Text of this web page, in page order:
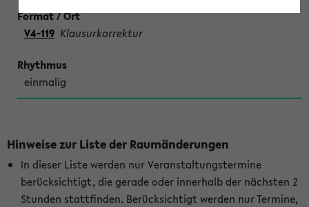
V4-119 Klausurkorrektur
einmalig
Hinweise zur Liste der Raumänderungen
In dieser Liste werden nur Veranstaltungstermine
berücksichtigt, die gerade oder innerhalb der nächsten 2
Stunden stattfinden. Berücksichtigt werden nur Termine,